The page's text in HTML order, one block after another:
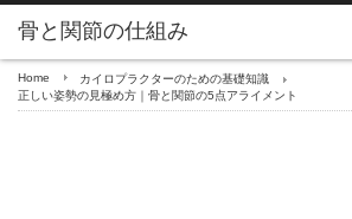
骨と関節の仕組み
Home
カイロプラクターのための基礎知識
正しい姿勢の見極め方｜骨と関節の5点アライメント